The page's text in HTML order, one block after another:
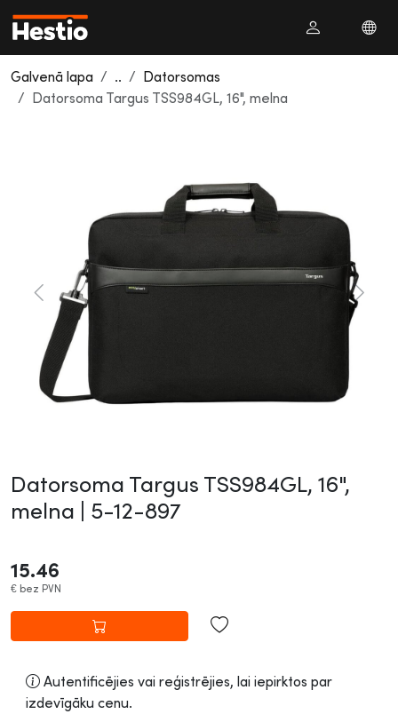
Galvenā lapa ..
Datorsomas
Datorsoma Targus TSS984GL, 16", melna
Previous Next
Datorsoma Targus TSS984GL, 16",
melna | 5-12-897
15.46
€ bez PVN
Autentificējies vai reģistrējies, lai iepirktos par
izdevīgāku cenu.